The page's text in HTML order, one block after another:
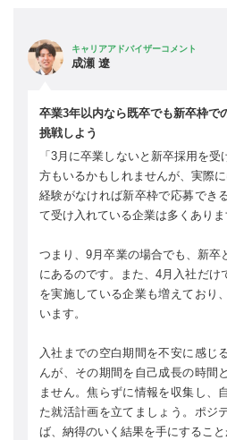
キャリアアドバイザーコメント
成瀬 遼
卒業3年以内なら既卒でも新卒枠で
挑戦しよう
「3月に卒業しないと新卒採用を
方もいるかもしれませんが、実際
経験がなければ新卒枠で応募でき
て受け入れている企業は多くありま
つまり、9月卒業の場合でも、新卒
にあるのです。また、4月入社だけ
を実施している企業も増えており
います。
入社までの空白期間を不安に感じ
んが、その期間を自己成長の時間
ません。焦らずに情報を収集し、
た就活計画を立てましょう。ポジ
ば、納得のいく結果を手にすること